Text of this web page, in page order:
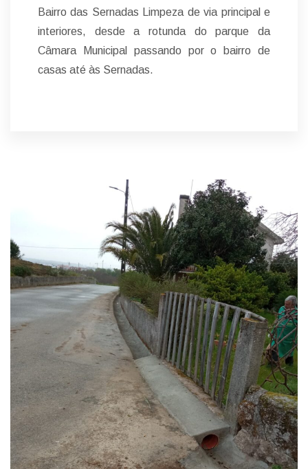
Bairro das Sernadas Limpeza de via principal e
interiores, desde a rotunda do parque da
Câmara Municipal passando por o bairro de
casas até às Sernadas.